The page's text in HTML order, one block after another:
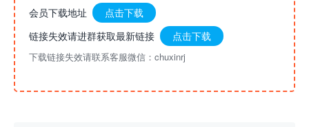
会员下载地址
点击下载
链接失效请进群获取最新链接
点击下载
下载链接失效请联系客服微信：chuxinrj